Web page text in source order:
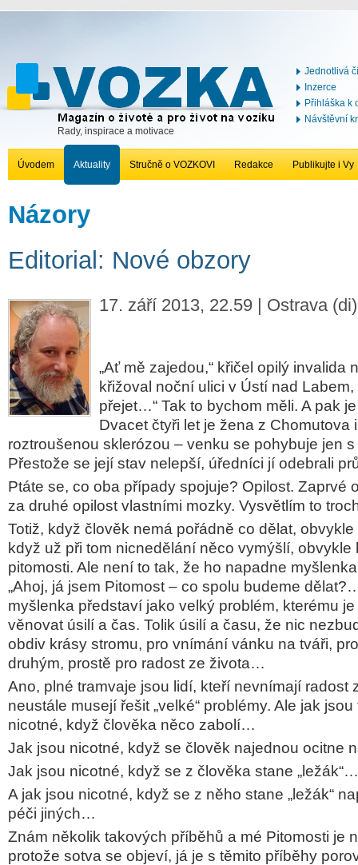
Rady, inspirace a motivace
Jednotlivá
Inzerce
Přihláška k
Návštěvní
Úvodem Aktuality Stručně o VOZKOVI Redakce Publikujte i Vy
Názory
Editorial: Nové obzory
17. září 2013, 22.59 | Ostrava (di)
„Ať mě zajedou,“ křičel opilý invalida
křižoval noční ulici v Ústí nad Labem,
přejet…“ Tak to bychom měli. A pak
Dvacet čtyři let je žena z Chomutova
roztroušenou sklerózou – venku se pohybuje jen
Přestože se její stav nelepší, úředníci jí odebrali
Ptáte se, co oba případy spojuje? Opilost. Zaprvé
za druhé opilost vlastními mozky. Vysvětlím to
Totiž, když člověk nemá pořádně co dělat,
když už při tom nicnedělání něco vymýšlí, obvykle
pitomosti. Ale není to tak, že ho napadne
„Ahoj, já jsem Pitomost – co spolu budeme
myšlenka představí jako velký problém, kterému
věnovat úsilí a čas. Tolik úsilí a času, že nic
obdiv krásy stromu, pro vnímání vánku na tváři,
druhým, prostě pro radost ze života…
Ano, plné tramvaje jsou lidí, kteří nevnímají radost
neustále musejí řešit „velké“ problémy. Ale jak
nicotné, když člověka něco zabolí…
Jak jsou nicotné, když se člověk najednou ocitne
Jak jsou nicotné, když se z člověka stane „ležák“…
A jak jsou nicotné, když se z něho stane „ležák“
péči jiných…
Znám několik takových příběhů a mé Pitomosti je
protože sotva se objeví, já je s těmito příběhy